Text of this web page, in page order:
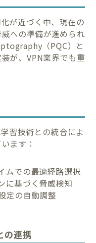
が近づく中、現在の
への準備が進められ
（PQC）と
が、VPN業界でも重
習技術との統合によ
ます：
ムでの最適経路選択
に基づく脅威検知
定の自動調整
の連携